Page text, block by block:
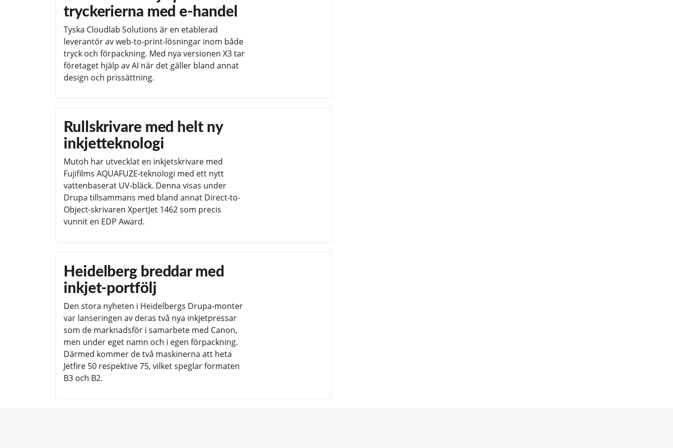
tryckerierna med e-handel
Tyska Cloudlab Solutions är en etablerad
leverantör av web-to-print-lösningar inom både
tryck och förpackning. Med nya versionen X3 tar
företaget hjälp av AI när det gäller bland annat
design och prissättning.
Rullskrivare med helt ny
inkjetteknologi
Mutoh har utvecklat en inkjetskrivare med
Fujifilms AQUAFUZE-teknologi med ett nytt
vattenbaserat UV-bläck. Denna visas under
Drupa tillsammans med bland annat Direct-to-
Object-skrivaren XpertJet 1462 som precis
vunnit en EDP Award.
Heidelberg breddar med
inkjet-portfölj
Den stora nyheten i Heidelbergs Drupa-monter
var lanseringen av deras två nya inkjetpressar
som de marknadsför i samarbete med Canon,
men under eget namn och i egen förpackning.
Därmed kommer de två maskinerna att heta
Jetfire 50 respektive 75, vilket speglar formaten
B3 och B2.